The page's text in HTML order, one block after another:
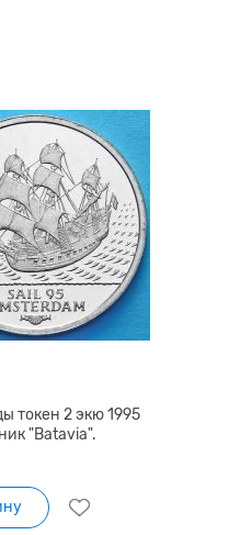
токен 2 экю 1995
"Batavia".